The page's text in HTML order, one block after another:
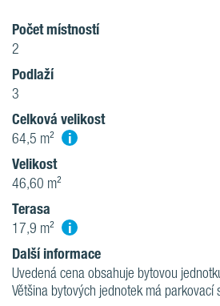
Počet místností
2
Podlaží
3
Celková velikost
64,5 m² i
Velikost
46,60 m²
Terasa
17,9 m² i
Další informace
Uvedená cena obsahuje bytovou
Většina bytových jednotek má parkovací